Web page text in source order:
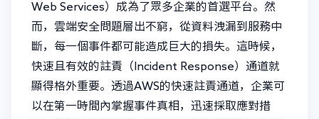
Web Services）成為了眾多企業的首選平台。然
而，雲端安全問題層出不窮，從資料洩漏到服務中
斷，每一個事件都可能造成巨大的損失。這時候，
快速且有效的註責（Incident Response）通道就
顯得格外重要。透過AWS的快速註責通道，企業可
以在第一時間內掌握事件真相，迅速採取應對措